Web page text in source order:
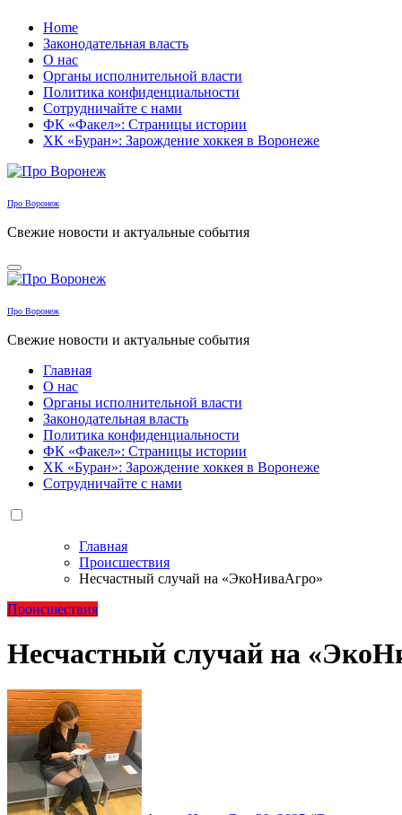
Перейти
содержанию
Home
Законодательная власть
О нас
Органы исполнительной власти
Политика конфиденциальности
Сотрудничайте с нами
ФК «Факел»: Страницы истории
ХК «Буран»: Зарождение хоккея в Воронеже
Про Воронеж
Свежие новости и актуальные события
Про Воронеж
Свежие новости и актуальные события
Главная
О нас
Органы исполнительной власти
Законодательная власть
Политика конфиденциальности
ФК «Факел»: Страницы истории
ХК «Буран»: Зарождение хоккея в Воронеже
Сотрудничайте с нами
Главная
Происшествия
Несчастный случай на «ЭкоНиваАгро»
Происшествия
Несчастный случай на